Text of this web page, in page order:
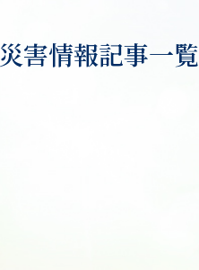
災害情報記事一覧